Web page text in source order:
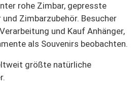
rohe Zimbar, gepresste
Zimbarzubehör. Besucher
und Kauf Anhänger,
als Souvenirs beobachten.
größte natürliche